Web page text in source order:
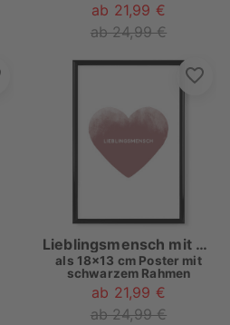
ab 21,99 €
ab 24,99 €
Lieblingsmensch mit Herz I Rosé
als 18x13 cm Poster mit
schwarzem Rahmen
ab 21,99 €
ab 24,99 €